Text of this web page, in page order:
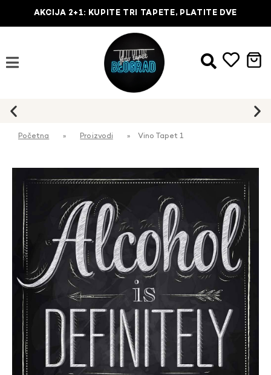
AKCIJA 2+1: KUPITE TRI TAPETE, PLATITE DVE
Početna » Proizvodi » Vino Tapet 1